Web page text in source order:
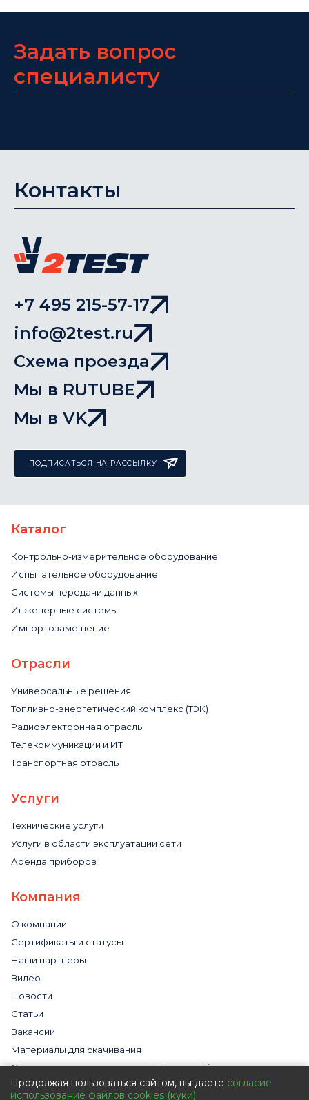
Задать вопрос
специалисту
Контакты
+7 495 215-57-17
info@2test.ru
Схема проезда
Мы в RUTUBE
Мы в VK
ПОДПИСАТЬСЯ НА РАССЫЛКУ
Каталог
Контрольно-измерительное оборудование
Испытательное оборудование
Системы передачи данных
Инженерные системы
Импортозамещение
Отрасли
Универсальные решения
Топливно-энергетический комплекс (ТЭК)
Радиоэлектронная отрасль
Телекоммуникации и ИТ
Транспортная отрасль
Услуги
Технические услуги
Услуги в области эксплуатации сети
Аренда приборов
Компания
О компании
Сертификаты и статусы
Наши партнеры
Видео
Новости
Статьи
Вакансии
Материалы для скачивания
Cогласие на использование файлов cookies
Обработка персональных данных с помощью сервиса
«Яндекс.Метрика»
Продолжая пользоваться сайтом, вы даете согласие
использование файлов cookies (куки)